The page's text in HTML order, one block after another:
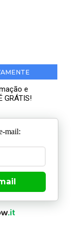
e
GRÁTIS!
mail: